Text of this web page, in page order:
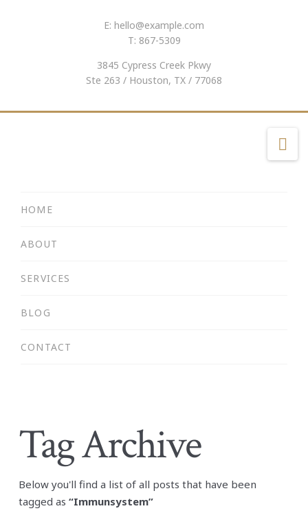
E: hello@example.com
T: 867-5309
3845 Cypress Creek Pkwy
Ste 263 / Houston, TX / 77068
HOME
ABOUT
SERVICES
BLOG
CONTACT
Tag Archive
Below you'll find a list of all posts that have been
tagged as “Immunsystem”